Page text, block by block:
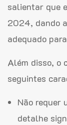
salientar que
2024, dando
adequado
Além disso, o
seguintes
Não requer
detalhe